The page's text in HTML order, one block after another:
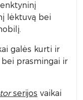
lėktuvą bei
galės kurti ir
prasmingai ir
serijos vaikai